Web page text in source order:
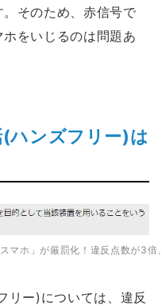
そのため、赤信号で
をいじるのは問題あ
ハンズフリー)は
マホ」が厳罰化！違反点数が3
リー)については、違反